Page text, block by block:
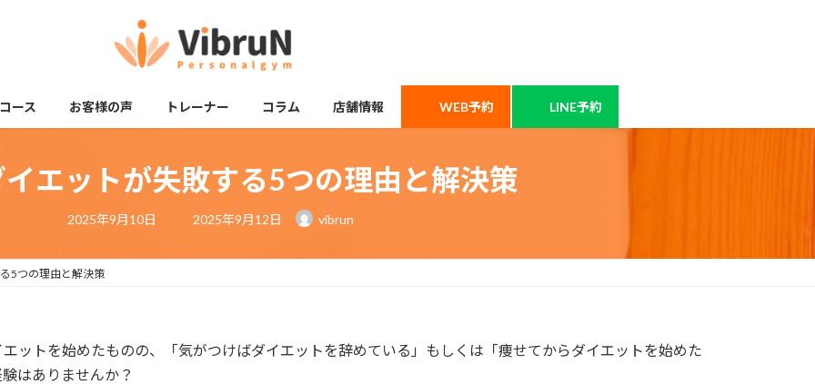
ース お客様の声 トレーナー コラム 店舗情報 WEB予約 LINE予約
エットが失敗する5つの理由と解決策
2025年9月10日
最
終
日
2025年9月12日 vibrun
5つの理由と解決策
ットを始めたものの、「気がつけばダイエットを辞めている」もしくは「痩せてからダイエットを始めた
はありませんか？